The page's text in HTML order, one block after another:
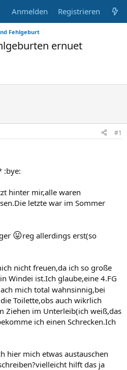
Anmelden Registrieren
Fehlgeburt
ernuet
#1
:bye:
hinter mir,alle waren
letzte war im Sommer
😛reg allerdings erst(so
nicht freuen,da ich so große
Windei ist.Ich glaube,eine 4.FG
mich total wahnsinnig,bei
Toilette,obs auch wikrlich
Ziehen im Unterleib(ich weiß,das
ich einen Schrecken.Ich
hier mich etwas austauschen
hilft das ja